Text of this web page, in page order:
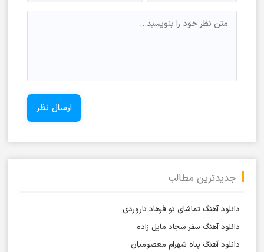
جدیدترین مطالب
دانلود آهنگ تماشای تو فرهاد تاروردی
دانلود آهنگ سفر سجاد مایل زاده
دانلود آهنگ پناه شهرام معصومیان